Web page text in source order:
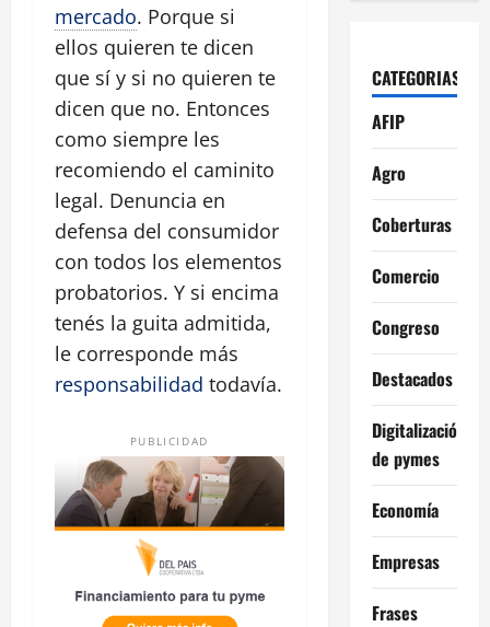
mercado. Porque si
ellos quieren te dicen
que sí y si no quieren te
dicen que no. Entonces
como siempre les
recomiendo el caminito
legal. Denuncia en
defensa del consumidor
con todos los elementos
probatorios. Y si encima
tenés la guita admitida,
le corresponde más
responsabilidad todavía.
PUBLICIDAD
CATEGORIAS
AFIP
Agro
Coberturas
Comercio
Congreso
Destacados
Digitalización
de pymes
Economía
Empresas
Frases